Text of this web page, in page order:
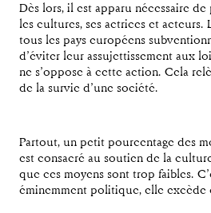
Dès lors, il est apparu nécessaire
les cultures, ses actrices et acteurs.
tous les pays européens
d’éviter leur assujettissement aux
ne s’oppose à cette action. Cela
de la survie d’une société.
Partout, un petit pourcentage des
est consacré au soutien de la
que ces moyens sont trop faibles.
éminemment politique, elle excède